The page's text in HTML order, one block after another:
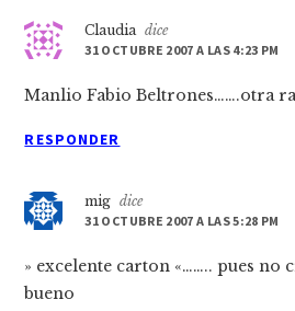
los
lectores
Claudia dice
31 OCTUBRE 2007 A LAS 4:23 PM
Manlio Fabio Beltrones…….otra
RESPONDER
mig dice
31 OCTUBRE 2007 A LAS 5:28 PM
» excelente carton «…….. pues no
bueno